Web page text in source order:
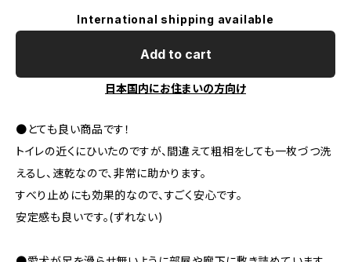
International shipping available
Add to cart
日本国内にお住まいの方向け
●とても良い商品です！
トイレの近くにひいたのですが、間違えて粗相をしても一枚づつ洗
えるし、速乾なので、非常に助かります。
すべり止めにも効果的なので、すごく安心です。
安定感も良いです。(ずれない)